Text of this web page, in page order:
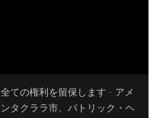
ての権利を留保します · アメ
タクララ市、パトリック・ヘ